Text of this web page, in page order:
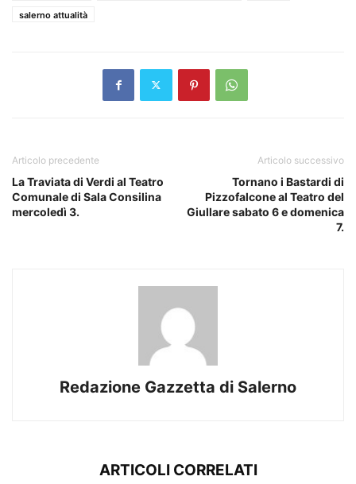
salerno attualità
Articolo precedente
La Traviata di Verdi al Teatro
Comunale di Sala Consilina
mercoledì 3.
Articolo successivo
Tornano i Bastardi di
Pizzofalcone al Teatro del
Giullare sabato 6 e domenica
7.
Redazione Gazzetta di Salerno
ARTICOLI CORRELATI